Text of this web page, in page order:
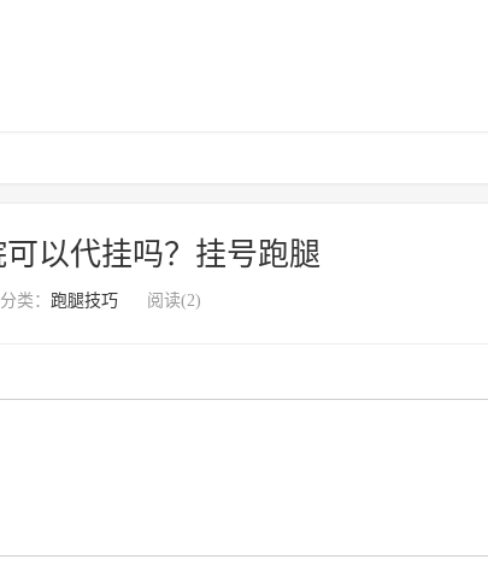
以代挂吗？挂号跑腿
分类： 跑腿技巧 阅读(2)